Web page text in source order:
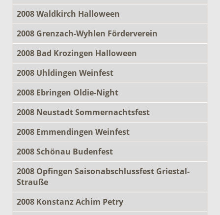
2008 Waldkirch Halloween
2008 Grenzach-Wyhlen Förderverein
2008 Bad Krozingen Halloween
2008 Uhldingen Weinfest
2008 Ebringen Oldie-Night
2008 Neustadt Sommernachtsfest
2008 Emmendingen Weinfest
2008 Schönau Budenfest
2008 Opfingen Saisonabschlussfest Griestal-
Strauße
2008 Konstanz Achim Petry